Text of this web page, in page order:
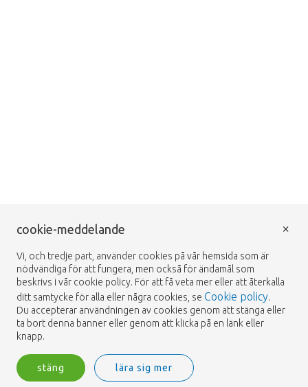
cookie-meddelande
Vi, och tredje part, använder cookies på vår hemsida som är
nödvändiga för att fungera, men också för ändamål som
beskrivs i vår cookie policy. För att få veta mer eller att återkalla
ditt samtycke för alla eller några cookies, se Cookie policy.
Du accepterar användningen av cookies genom att stänga eller
ta bort denna banner eller genom att klicka på en länk eller
knapp.
stäng lära sig mer
×